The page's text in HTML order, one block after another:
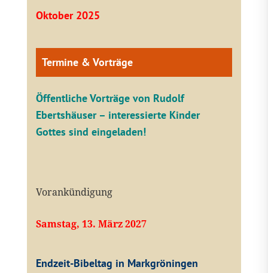
Oktober 2025
Termine & Vorträge
Öffentliche Vorträge von Rudolf
Ebertshäuser – interessierte Kinder
Gottes sind eingeladen!
Vorankündigung
Samstag, 13. März 2027
Endzeit-Bibeltag in Markgröningen